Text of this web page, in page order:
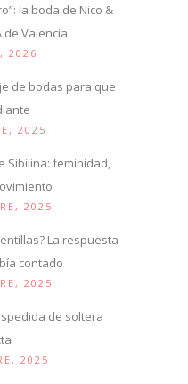
la boda de Nico &
de Valencia
2026
de bodas para que
2025
Sibilina: feminidad,
2025
La respuesta
contado
2025
de soltera
2025